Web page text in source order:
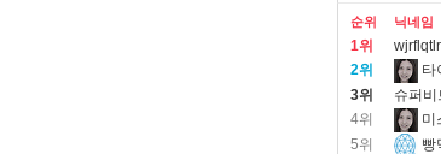
순위 닉네임
1위 wjrflqtlr
2위
타
3위
슈퍼비
4위
미
5위
빵